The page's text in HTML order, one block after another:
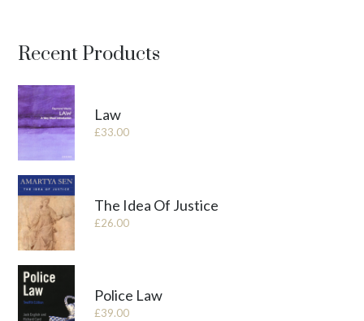
Recent Products
Law
£33.00
The Idea Of Justice
£26.00
Police Law
£39.00